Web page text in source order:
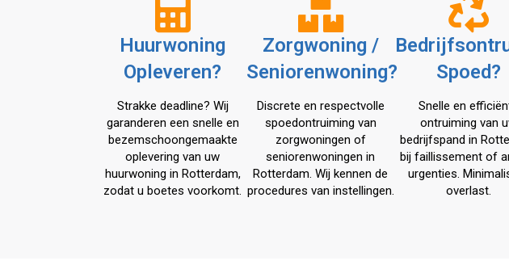
Huurwoning
Opleveren?
Strakke deadline? Wij
garanderen een snelle en
bezemschoongemaakte
oplevering van uw
huurwoning in Rotterdam,
zodat u boetes voorkomt.
Zorgwoning /
Seniorenwoning?
Discrete en respectvolle
spoedontruiming van
zorgwoningen of
seniorenwoningen in
Rotterdam. Wij kennen de
procedures van instellingen.
Spoed?
Snelle en
ontruiming van
bedrijfspand in
bij faillissement of
urgenties.
overlast.